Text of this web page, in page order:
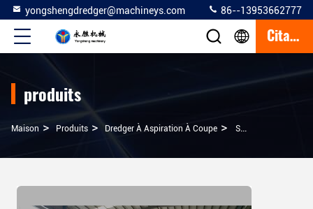
yongshengdredger@machineys.com 86--13953662777
Citation
produits
Maison > Produits > Dredger À Aspiration À Coupe > Sri Lanka 20 Pouces Hydraulique Coupeuse Aspirateur Dragueuse Pour Pomper Les Récifs Coralliens